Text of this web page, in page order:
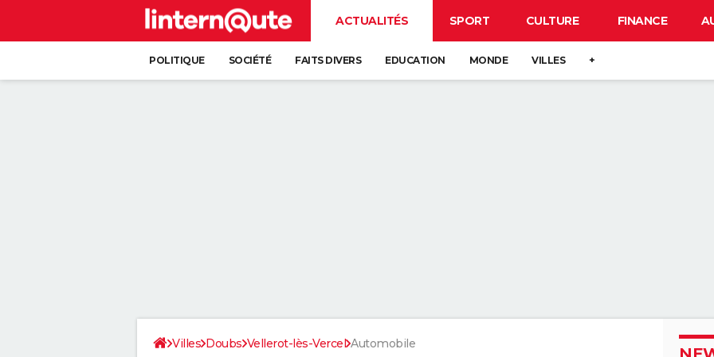
ACTUALITÉS SPORT CULTURE FINANCE
POLITIQUE SOCIÉTÉ FAITS DIVERS EDUCATION MONDE VILLES +
Villes Doubs Vellerot-lès-Vercel Automobile